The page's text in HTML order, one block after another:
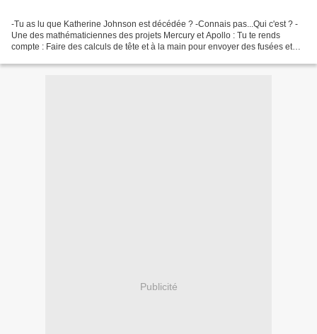
-Tu as lu que Katherine Johnson est décédée ? -Connais pas...Qui c'est ? -
Une des mathématiciennes des projets Mercury et Apollo : Tu te rends
compte : Faire des calculs de tête et à la main pour envoyer des fusées et
Publicité